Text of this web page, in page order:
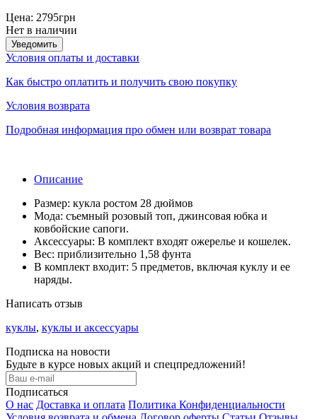
Цена: 2795грн
Нет в наличии
Уведомить
Условия оплаты и доставки
Как быстро оплатить и получить свою покупку
Условия возврата
Подробная информация про обмен или возврат товара
Описание
Размер: кукла ростом 28 дюймов
Мода: съемный розовый топ, джинсовая юбка и
ковбойские сапоги.
Аксессуары: В комплект входят ожерелье и кошелек.
Вес: приблизительно 1,58 фунта
В комплект входит: 5 предметов, включая куклу и ее
наряды.
Написать отзыв
куклы, куклы и аксессуары
Подписка на новости
Будьте в курсе новых акций и спецпредложений!
Подписаться
О нас Доставка и оплата Политика Конфиденциальности